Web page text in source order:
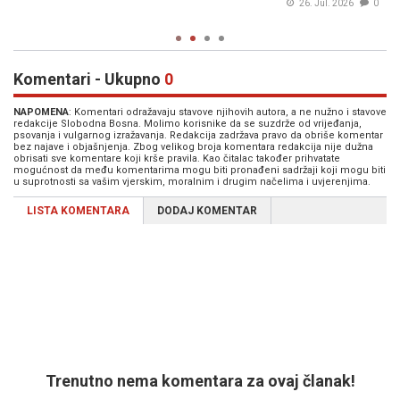
Komentari - Ukupno 0
NAPOMENA: Komentari odražavaju stavove njihovih autora, a ne nužno i stavove
redakcije Slobodna Bosna. Molimo korisnike da se suzdrže od vrijeđanja,
psovanja i vulgarnog izražavanja. Redakcija zadržava pravo da obriše komentar
bez najave i objašnjenja. Zbog velikog broja komentara redakcija nije dužna
obrisati sve komentare koji krše pravila. Kao čitalac također prihvatate
mogućnost da među komentarima mogu biti pronađeni sadržaji koji mogu biti
u suprotnosti sa vašim vjerskim, moralnim i drugim načelima i uvjerenjima.
LISTA KOMENTARA DODAJ KOMENTAR
Trenutno nema komentara za ovaj članak!